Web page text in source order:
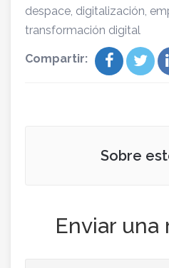
despace, digitalización,
transformación digital
Compartir:
Sobre
Enviar una